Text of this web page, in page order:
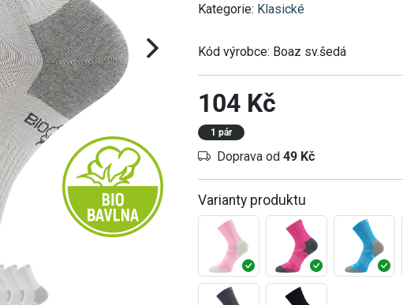
Kategorie: Klasické
Kód výrobce: Boaz sv.šedá
104 Kč
1 pár
Doprava od 49 Kč
Varianty produktu